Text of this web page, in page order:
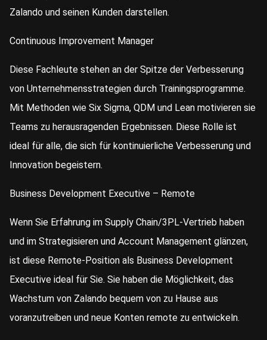
Zalando und seinen Kunden darstellen.
Continuous Improvement Manager
Diese Fachleute stehen an der Spitze der Verbesserung
von Unternehmensstrategien durch Trainingsprogramme.
Mit Methoden wie Six Sigma, QDM und Lean motivieren sie
Teams zu herausragenden Ergebnissen. Diese Rolle ist
ideal für alle, die sich für kontinuierliche Verbesserung und
Innovation begeistern.
Business Development Executive – Remote
Wenn Sie Erfahrung im Supply Chain/3PL-Vertrieb haben
und im Strategisieren und Account Management glänzen,
ist diese Remote-Position als Business Development
Executive ideal für Sie. Sie haben die Möglichkeit, das
Wachstum von Zalando bequem von zu Hause aus
voranzutreiben und neue Konten remote zu entwickeln.